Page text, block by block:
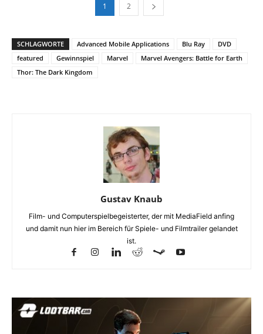
1 2
SCHLAGWORTE Advanced Mobile Applications Blu Ray
DVD
featured
Gewinnspiel Marvel
Marvel Avengers: Battle for Earth
Thor: The Dark Kingdom
Gustav Knaub
Film- und Computerspielbegeisterter, der mit MediaField anfing
und damit nun hier im Bereich für Spiele- und Filmtrailer gelandet
ist.